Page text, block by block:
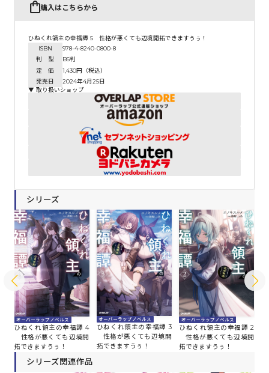
購入はこちらから
ひねくれ領主の幸福譚 5 性格が悪くても辺境開拓できますうぅ！
ISBN
978-4-8240-0800-8
判 型
B6判
定 価
1,430円（税込）
発売日
2024年4月25日
▼ 取り扱いショップ
シリーズ
オーバーラップノベルス
ひねくれ領主の幸福譚 4
性格が悪くても辺境開
拓できますうぅ！
オーバーラップノベルス
ひねくれ領主の幸福譚 3
性格が悪くても辺境開
拓できますうぅ！
オーバーラップノベルス
ひねくれ領主の幸福譚 2
性格が悪くても辺境開
拓できますうぅ！
シリーズ関連作品